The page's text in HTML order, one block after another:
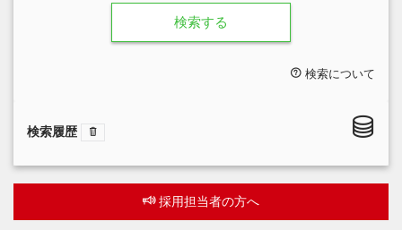
検索する
検索について
検索履歴
採用担当者の方へ